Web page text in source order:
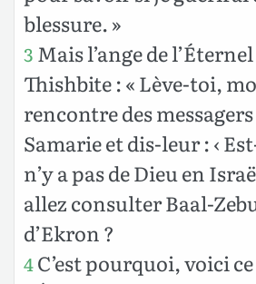
blessure. »
3 Mais l’ange de
Thishbite : « Lève-toi,
rencontre des
Samarie et dis-leur : ‹
n’y a pas de Dieu en
allez consulter Baal-
d’Ekron ?
4C’est pourquoi, voici